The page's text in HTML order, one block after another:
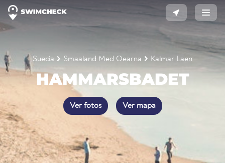
Suecia Smaaland Med Oearna Kalmar Laen
HAMMARSBADET
Ver fotos Ver mapa